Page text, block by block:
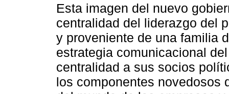
Esta imagen del nuevo
centralidad del liderazgo del
y proveniente de una familia
estrategia comunicacional
centralidad a sus socios
los componentes novedosos